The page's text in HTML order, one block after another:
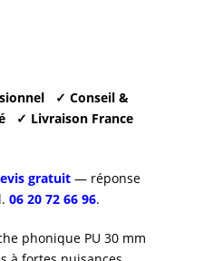
✓ Conseil &
✓ Livraison France
gratuit — réponse
06 20 72 66 96.
phonique PU 30 mm